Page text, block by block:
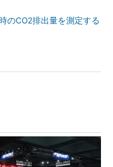
のCO2排出量を測定する